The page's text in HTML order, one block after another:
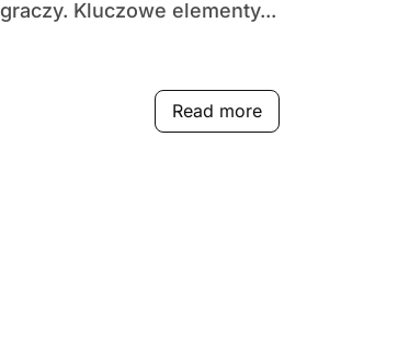
graczy. Kluczowe elementy...
Read more